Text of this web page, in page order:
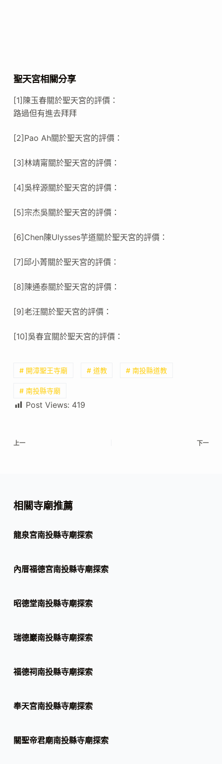
聖天宮相關分享
[1]陳玉春關於聖天宮的評價：
路過但有進去拜拜
[2]Pao Ah關於聖天宮的評價：
[3]林靖甯關於聖天宮的評價：
[4]吳梓源關於聖天宮的評價：
[5]宗杰吳關於聖天宮的評價：
[6]Chen陳Ulysses芋道關於聖天宮的評價：
[7]邱小菁關於聖天宮的評價：
[8]陳通泰關於聖天宮的評價：
[9]老汪關於聖天宮的評價：
[10]吳春宜關於聖天宮的評價：
# 開漳聖王寺廟 # 道教 # 南投縣道教
# 南投縣寺廟
Post Views: 419
上一 下一
相關寺廟推薦
龍泉宮南投縣寺廟探索
內厝福德宮南投縣寺廟探索
昭德堂南投縣寺廟探索
瑞德巖南投縣寺廟探索
福德祠南投縣寺廟探索
奉天宮南投縣寺廟探索
關聖帝君廟南投縣寺廟探索